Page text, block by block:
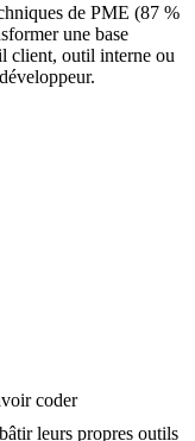
de PME (87 %
une base
client, outil interne ou
coder
leurs propres outils